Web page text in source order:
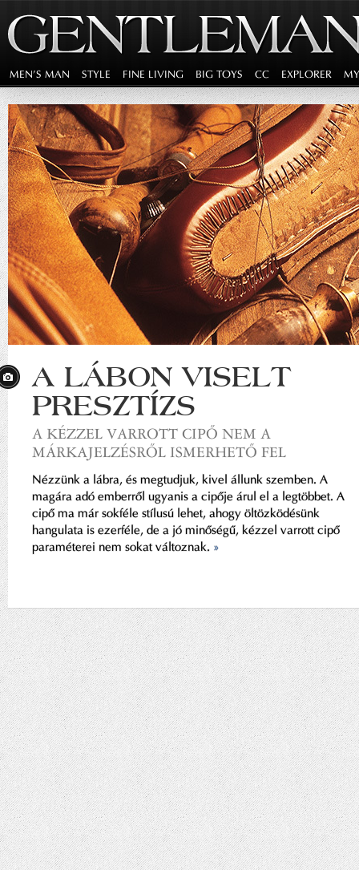
MEN'S MAN STYLE FINE LIVING BIG TOYS CC EXPLORER
A LÁBON VISELT
PRESZTÍZS
A KÉZZEL VARROTT CIPŐ NEM A
MÁRKAJELZÉSRŐL ISMERHETŐ FEL
Nézzünk a lábra, és megtudjuk, kivel állunk szemben. A
magára adó emberről ugyanis a cipője árul el a legtöbbet. A
cipő ma már sokféle stílusú lehet, ahogy öltözködésünk
hangulata is ezerféle, de a jó minőségű, kézzel varrott cipő
paraméterei nem sokat változnak. »